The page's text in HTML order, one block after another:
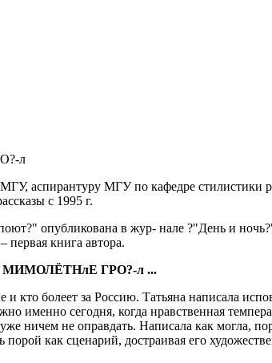
л
аспирантуру МГУ по кафедре стилистики
с 1995 г.
опубликована в жур- нале ?"День и
книга автора.
ГРО?-л ...
и кто болеет за Россию. Татьяна написала
именно сегодня, когда нравственная
ничем не оправдать. Написала как могла,
порой как сценарий, достраивая его